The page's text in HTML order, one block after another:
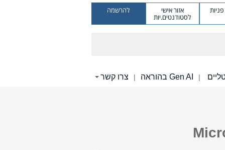
אזור אישי
לסטודנטים.יות
להרשמה
| Gen AI בהוראה | צרו קשר